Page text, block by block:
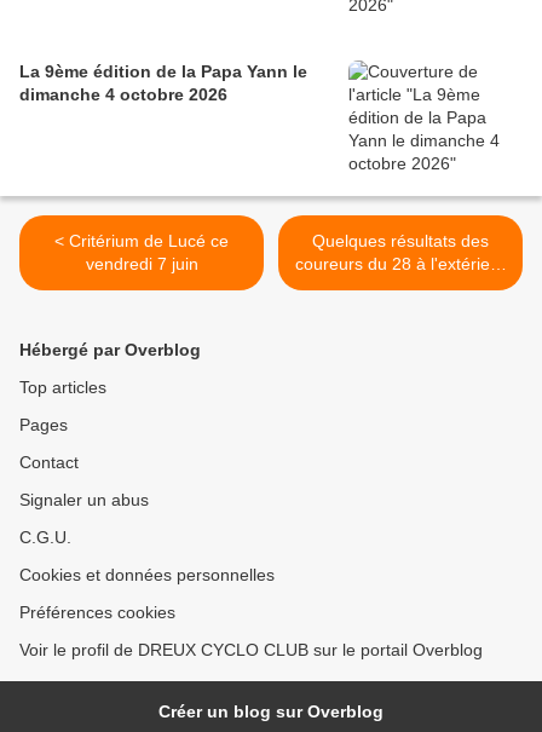
La 9ème édition de la Papa Yann le
dimanche 4 octobre 2026
< Critérium de Lucé ce
vendredi 7 juin
Quelques résultats des
coureurs du 28 à l'extérieur
>
Hébergé par Overblog
Top articles
Pages
Contact
Signaler un abus
C.G.U.
Cookies et données personnelles
Préférences cookies
Voir le profil de DREUX CYCLO CLUB sur le portail Overblog
Créer un blog sur Overblog